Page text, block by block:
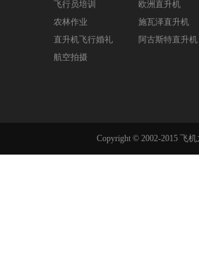
飞行员培训
农林作业
直升机飞行婚礼
航空拍摄
欧洲直升机
施瓦泽直升机
阿古斯特直升机
Copyright © 2002-2015 飞